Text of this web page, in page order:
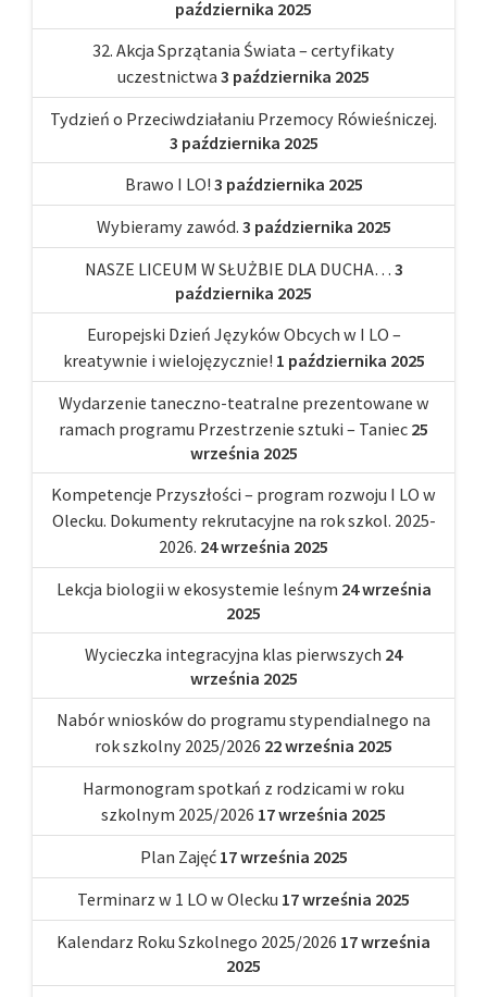
października 2025
32. Akcja Sprzątania Świata – certyfikaty
uczestnictwa 3 października 2025
Tydzień o Przeciwdziałaniu Przemocy Rówieśniczej.
3 października 2025
Brawo I LO! 3 października 2025
Wybieramy zawód. 3 października 2025
NASZE LICEUM W SŁUŻBIE DLA DUCHA… 3
października 2025
Europejski Dzień Języków Obcych w I LO –
kreatywnie i wielojęzycznie! 1 października 2025
Wydarzenie taneczno-teatralne prezentowane w
ramach programu Przestrzenie sztuki – Taniec 25
września 2025
Kompetencje Przyszłości – program rozwoju I LO w
Olecku. Dokumenty rekrutacyjne na rok szkol. 2025-
2026. 24 września 2025
Lekcja biologii w ekosystemie leśnym 24 września
2025
Wycieczka integracyjna klas pierwszych 24
września 2025
Nabór wniosków do programu stypendialnego na
rok szkolny 2025/2026 22 września 2025
Harmonogram spotkań z rodzicami w roku
szkolnym 2025/2026 17 września 2025
Plan Zajęć 17 września 2025
Terminarz w 1 LO w Olecku 17 września 2025
Kalendarz Roku Szkolnego 2025/2026 17 września
2025